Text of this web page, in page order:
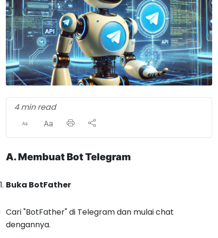
4 min read
A. Membuat Bot Telegram
Buka BotFather
Cari "BotFather" di Telegram dan mulai chat
dengannya.